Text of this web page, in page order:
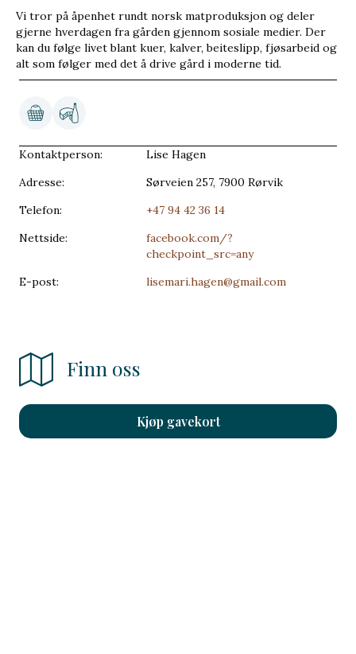
Kontaktperson:
Lise Hagen
Adresse:
Sørveien 257, 7900 Rørvik
Telefon:
+47 94 42 36 14
Nettside:
facebook.com/?
checkpoint_src=any
E-post:
lisemari.hagen@gmail.com
Finn oss
Kjøp gavekort
Vi tror på åpenhet rundt norsk matproduksjon og deler
gjerne hverdagen fra gården gjennom sosiale medier. Der
kan du følge livet blant kuer, kalver, beiteslipp, fjøsarbeid og
alt som følger med det å drive gård i moderne tid.